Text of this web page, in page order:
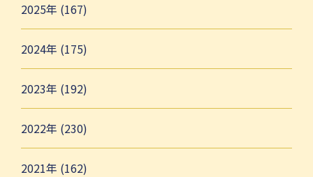
2025年 (167)
2024年 (175)
2023年 (192)
2022年 (230)
2021年 (162)